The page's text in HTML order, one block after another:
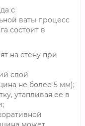
с
ваты процесс
состоит в
на стену при
слой
не более 5 мм);
утапливая ее в